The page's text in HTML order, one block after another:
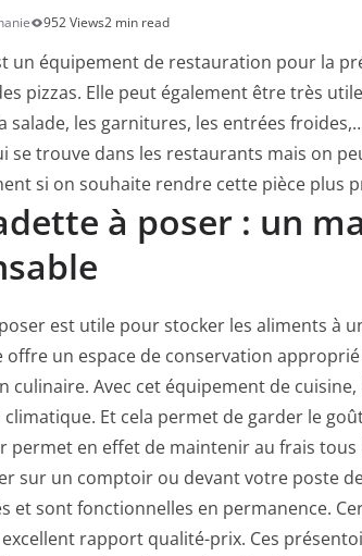
952 Views2 min read
un équipement de restauration pour la
pizzas. Elle peut également être très
salade, les garnitures, les entrées
se trouve dans les restaurants mais on
si on souhaite rendre cette pièce plus
à poser : un
est utile pour stocker les aliments à
offre un espace de conservation
culinaire. Avec cet équipement de
Et cela permet de garder le
permet en effet de maintenir au frais
sur un comptoir ou devant votre poste
et sont fonctionnelles en permanence.
rapport qualité-prix. Ces